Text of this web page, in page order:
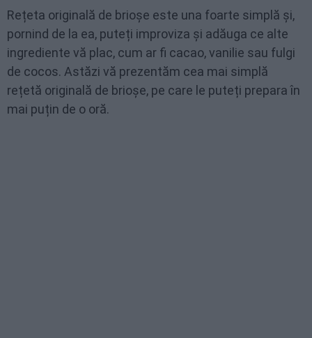
Rețeta originală de brioșe este una foarte simplă și,
pornind de la ea, puteți improviza și adăuga ce alte
ingrediente vă plac, cum ar fi cacao, vanilie sau fulgi
de cocos. Astăzi vă prezentăm cea mai simplă
rețetă originală de brioșe, pe care le puteți prepara în
mai puțin de o oră.